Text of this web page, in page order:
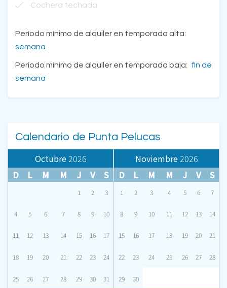
Cochera techada
Período mínimo de alquiler en temporada alta:
semana
Período mínimo de alquiler en temporada baja: fin de
semana
Calendario de Punta Pelucas
Octubre2026
D
L M M J V S
1 2 3
4 5 6 7 8 9 10
11 12 13 14 15 16 17
18 19 20 21 22 23 24
25 26 27 28 29 30 31
Noviembre2026
D
L M M J V S
1 2 3 4 5 6 7
8 9 10 11 12 13 14
15 16 17 18 19 20 21
22 23 24 25 26 27 28
29 30